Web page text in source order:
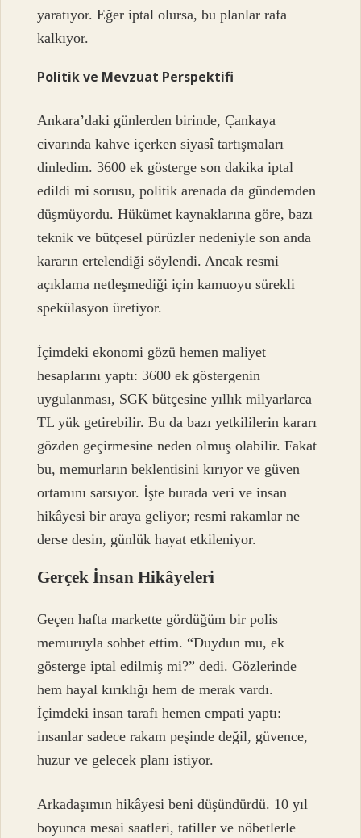
yaratıyor. Eğer iptal olursa, bu planlar rafa
kalkıyor.
Politik ve Mevzuat Perspektifi
Ankara’daki günlerden birinde, Çankaya
civarında kahve içerken siyasî tartışmaları
dinledim. 3600 ek gösterge son dakika iptal
edildi mi sorusu, politik arenada da gündemden
düşmüyordu. Hükümet kaynaklarına göre, bazı
teknik ve bütçesel pürüzler nedeniyle son anda
kararın ertelendiği söylendi. Ancak resmi
açıklama netleşmediği için kamuoyu sürekli
spekülasyon üretiyor.
İçimdeki ekonomi gözü hemen maliyet
hesaplarını yaptı: 3600 ek göstergenin
uygulanması, SGK bütçesine yıllık milyarlarca
TL yük getirebilir. Bu da bazı yetkililerin kararı
gözden geçirmesine neden olmuş olabilir. Fakat
bu, memurların beklentisini kırıyor ve güven
ortamını sarsıyor. İşte burada veri ve insan
hikâyesi bir araya geliyor; resmi rakamlar ne
derse desin, günlük hayat etkileniyor.
Gerçek İnsan Hikâyeleri
Geçen hafta markette gördüğüm bir polis
memuruyla sohbet ettim. “Duydun mu, ek
gösterge iptal edilmiş mi?” dedi. Gözlerinde
hem hayal kırıklığı hem de merak vardı.
İçimdeki insan tarafı hemen empati yaptı:
insanlar sadece rakam peşinde değil, güvence,
huzur ve gelecek planı istiyor.
Arkadaşımın hikâyesi beni düşündürdü. 10 yıl
boyunca mesai saatleri, tatiller ve nöbetlerle